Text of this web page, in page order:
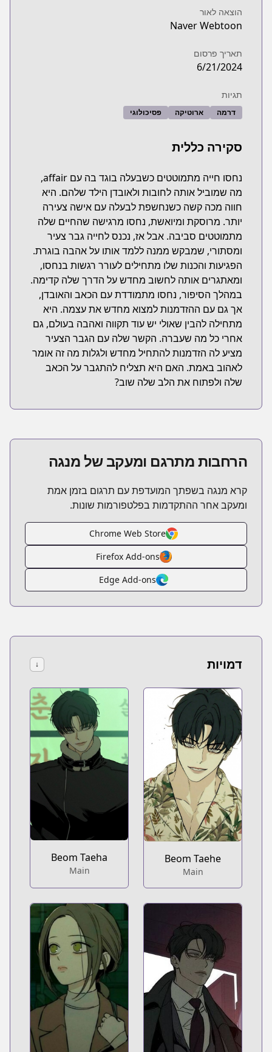
הוצאה לאור
Naver Webtoon
תאריך פרסום
6/21/2024
תגיות
דרמה ארוטיקה פסיכולוגי
סקירה כללית
נחסו חייה מתמוטטים כשבעלה בוגד בה עם affair,
מה שמוביל אותה לחובות ולאובדן הילד שלהם. היא
חווה מכה קשה כשנחשפת לבעלה עם אישה צעירה
יותר. מרוסקת ומיואשת, נחסו מרגישה שהחיים שלה
מתמוטטים סביבה. אבל אז, נכנס לחייה גבר צעיר
ומסתורי, שמבקש ממנה ללמד אותו על אהבה בוגרת.
הפגיעות והכנות שלו מתחילים לעורר רגשות בנחסו,
ומאתגרים אותה לחשוב מחדש על הדרך שלה קדימה.
במהלך הסיפור, נחסו מתמודדת עם הכאב והאובדן,
אך גם עם ההזדמנות למצוא מחדש את עצמה. היא
מתחילה להבין שאולי יש עוד תקווה ואהבה בעולם, גם
אחרי כל מה שעברה. הקשר שלה עם הגבר הצעיר
מציע לה הזדמנות להתחיל מחדש ולגלות מה זה אומר
לאהוב באמת. האם היא תצליח להתגבר על הכאב
שלה ולפתוח את הלב שלה שוב?
הרחבות מתרגם ומעקב של מנגה
קרא מנגה בשפתך המועדפת עם תרגום בזמן אמת
ומעקב אחר ההתקדמות בפלטפורמות שונות.
Chrome Web Store
Firefox Add-ons
Edge Add-ons
דמויות ↓
Beom Taehe
Main
Beom Taeha
Main